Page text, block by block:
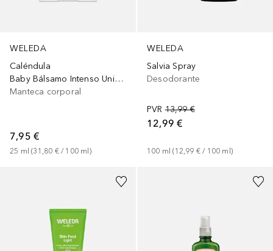
WELEDA
Caléndula
Baby Bálsamo Intenso Universal
Manteca corporal
7,95 €
25 ml (31,80 € / 100 ml )
WELEDA
Salvia Spray
Desodorante
PVR 13,99 €
12,99 €
100 ml (12,99 € / 100 ml )